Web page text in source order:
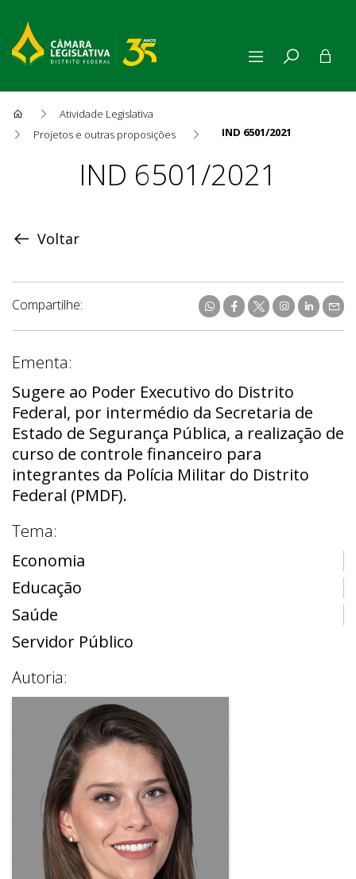
Atividade Legislativa
Projetos e outras proposições
IND 6501/2021
ProposiçãoIND 6501/2021
Voltar
Compartilhe:
Ementa:
Sugere ao Poder Executivo do Distrito
Federal, por intermédio da Secretaria de
Estado de Segurança Pública, a realização de
curso de controle financeiro para
integrantes da Polícia Militar do Distrito
Federal (PMDF).
Tema:
Economia
Educação
Saúde
Servidor Público
Autoria: